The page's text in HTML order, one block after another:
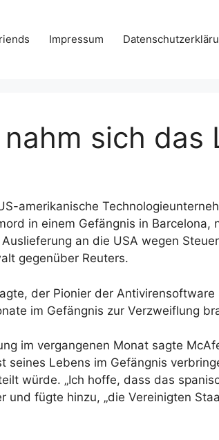
Impressum
sich das
amerikanische
in einem Gefängnis in Barcelona,
an die USA wegen
gegenüber Reuters.
der Pionier der Antivirensoftware
im Gefängnis zur Verzweiflung
im vergangenen Monat sagte
seines Lebens im Gefängnis
würde. „Ich hoffe, dass das
und fügte hinzu, „die Vereinigten